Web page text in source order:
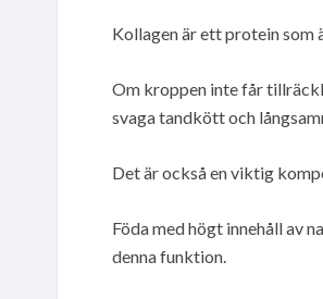
Kollagen är ett protein som
Om kroppen inte får
svaga tandkött och
Det är också en viktig
Föda med högt innehåll av
denna funktion.